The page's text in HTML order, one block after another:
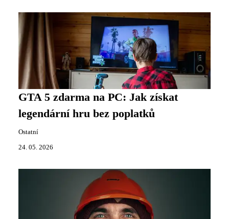
GTA 5 zdarma na PC: Jak získat
legendární hru bez poplatků
Ostatní
24. 05. 2026